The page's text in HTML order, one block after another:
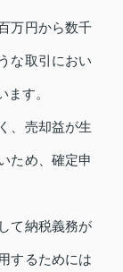
万円から数千
な取引におい
す。
、売却益が生
ため、確定申
て納税義務が
するためには